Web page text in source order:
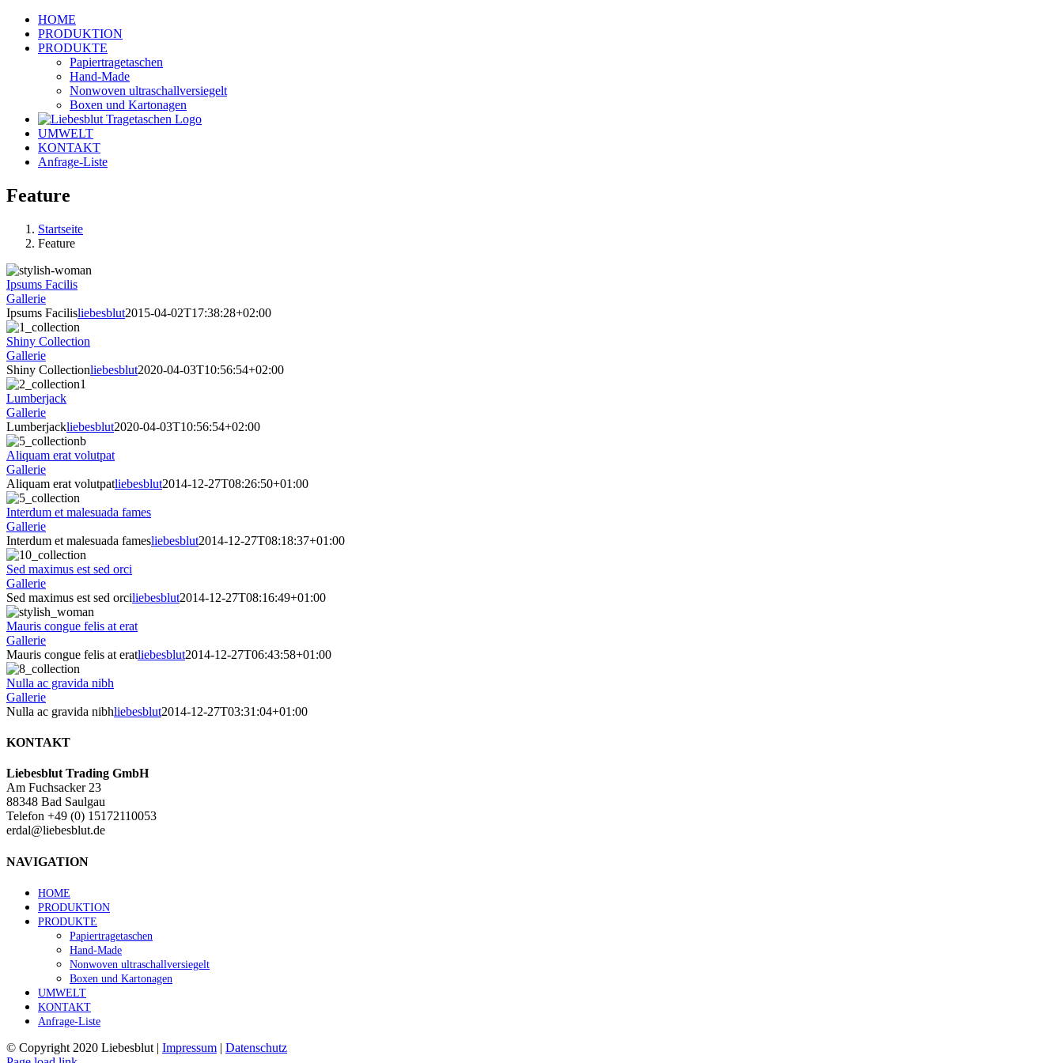
Zum
Inhalt
springen
HOME
PRODUKTION
PRODUKTE
Papiertragetaschen
Hand-Made
Nonwoven ultraschallversiegelt
Boxen und Kartonagen
UMWELT
KONTAKT
Anfrage-Liste
Feature
Startseite
Feature
Ipsums Facilis
Gallerie
Ipsums Facilisliebesblut2015-04-02T17:38:28+02:00
Shiny Collection
Gallerie
Shiny Collectionliebesblut2020-04-03T10:56:54+02:00
Lumberjack
Gallerie
Lumberjackliebesblut2020-04-03T10:56:54+02:00
Aliquam erat volutpat
Gallerie
Aliquam erat volutpatliebesblut2014-12-27T08:26:50+01:00
Interdum et malesuada fames
Gallerie
Interdum et malesuada famesliebesblut2014-12-27T08:18:37+01:00
Sed maximus est sed orci
Gallerie
Sed maximus est sed orciliebesblut2014-12-27T08:16:49+01:00
Mauris congue felis at erat
Gallerie
Mauris congue felis at eratliebesblut2014-12-27T06:43:58+01:00
Nulla ac gravida nibh
Gallerie
Nulla ac gravida nibhliebesblut2014-12-27T03:31:04+01:00
KONTAKT
Liebesblut Trading GmbH
Am Fuchsacker 23
88348 Bad Saulgau
Telefon +49 (0) 15172110053
erdal@liebesblut.de
NAVIGATION
HOME
PRODUKTION
PRODUKTE
Papiertragetaschen
Hand-Made
Nonwoven ultraschallversiegelt
Boxen und Kartonagen
UMWELT
KONTAKT
Anfrage-Liste
© Copyright 2020 Liebesblut | Impressum | Datenschutz